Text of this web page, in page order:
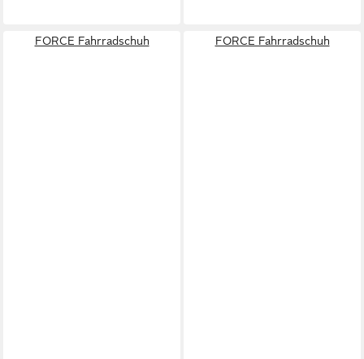
FORCE Fahrradschuh FORCE Fahrradschuh